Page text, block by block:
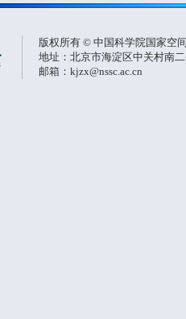
版权所有 © 中国科学院国家空
地址：北京市海淀区中关村南
邮箱：kjzx@nssc.ac.cn